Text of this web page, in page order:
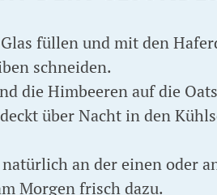
füllen und mit den
schneiden.
die Himbeeren auf die
über Nacht in den
an der einen oder
Morgen frisch dazu.